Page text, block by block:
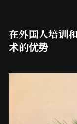
在外国人培训
术的优势